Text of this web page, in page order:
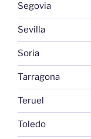
Segovia
Sevilla
Soria
Tarragona
Teruel
Toledo